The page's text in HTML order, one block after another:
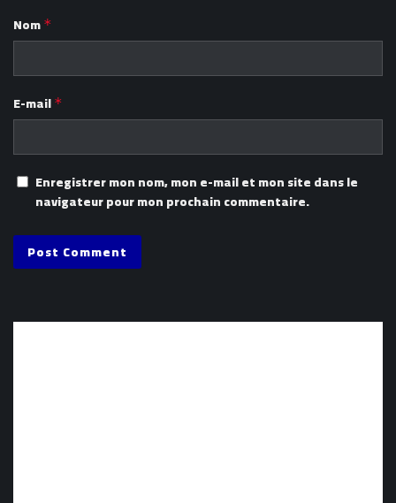
Nom *
E-mail *
Enregistrer mon nom, mon e-mail et mon site dans le
navigateur pour mon prochain commentaire.